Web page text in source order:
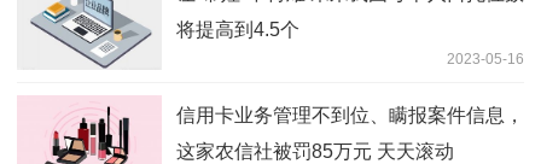
将提高到4.5个
2023-05-16
信用卡业务管理不到位、瞒报案件信息，
这家农信社被罚85万元 天天滚动